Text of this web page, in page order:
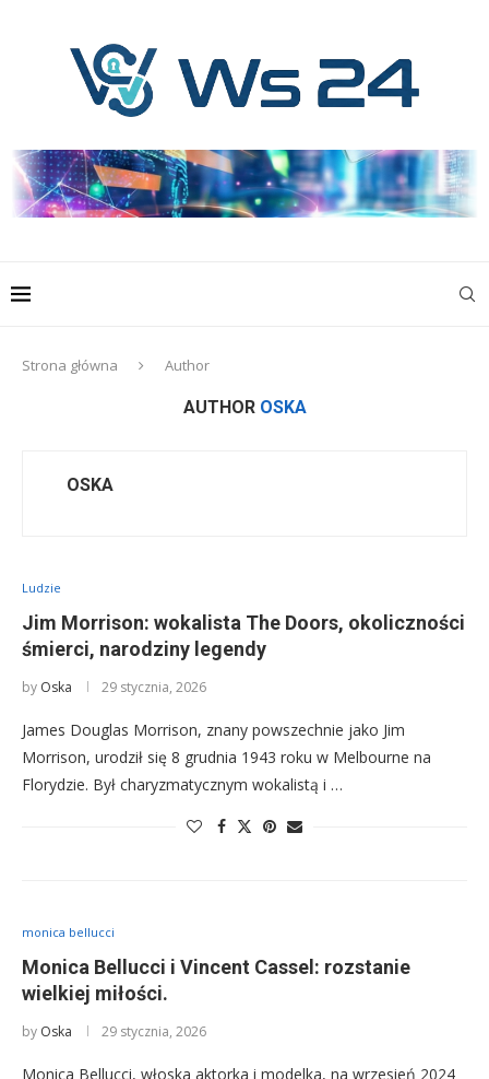
Strona główna Author
AUTHOR OSKA
OSKA
Ludzie
Jim Morrison: wokalista The Doors, okoliczności
śmierci, narodziny legendy
by Oska 29 stycznia, 2026
James Douglas Morrison, znany powszechnie jako Jim
Morrison, urodził się 8 grudnia 1943 roku w Melbourne na
Florydzie. Był charyzmatycznym wokalistą i …
monica bellucci
Monica Bellucci i Vincent Cassel: rozstanie
wielkiej miłości.
by Oska 29 stycznia, 2026
Monica Bellucci, włoska aktorka i modelka, na wrzesień 2024